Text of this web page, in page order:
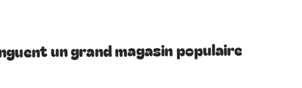
un grand magasin populaire